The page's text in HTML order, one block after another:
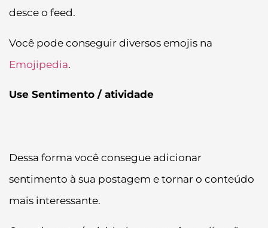
desce o feed.
Você pode conseguir diversos emojis na
Emojipedia.
Use Sentimento / atividade
Dessa forma você consegue adicionar
sentimento à sua postagem e tornar o conteúdo
mais interessante.